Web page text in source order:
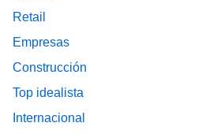
Retail
Empresas
Construcción
Top idealista
Internacional